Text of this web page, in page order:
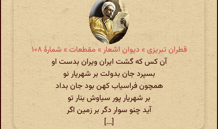
قطران تبریزی » دیوان اشعار » مقطعات » شمارهٔ ۱۰۸
آن کس که گشت ایران ویران بدست او
بسپرد جان بدولت بر شهریار نو
همچون فراسیاب کهن بود جان بداد
بر شهریار پور سیاوش بنار تو
آید چنو سوار دگر بر زمین اگر
[...]